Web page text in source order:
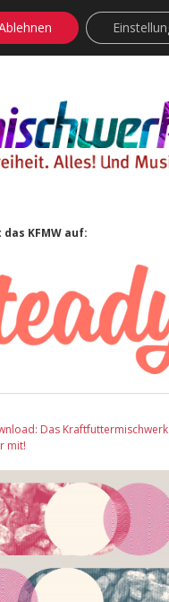
instagram
rss soundcloud
vimeo
KFMW auf:
Das Kraftfuttermischwerk
mit!